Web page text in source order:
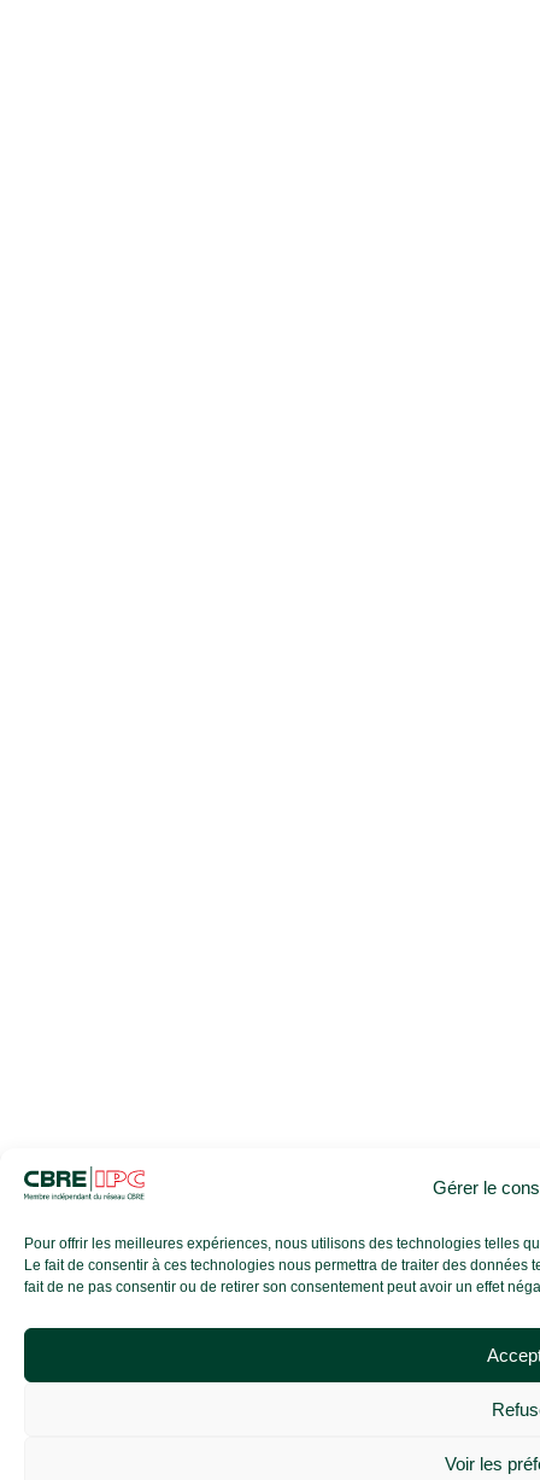
Gérer le
Pour offrir les meilleures expériences, nous utilisons des technologies telles
Le fait de consentir à ces technologies nous permettra de traiter des
fait de ne pas consentir ou de retirer son consentement peut avoir un effet
Voir les